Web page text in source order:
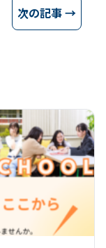
次の記事 →